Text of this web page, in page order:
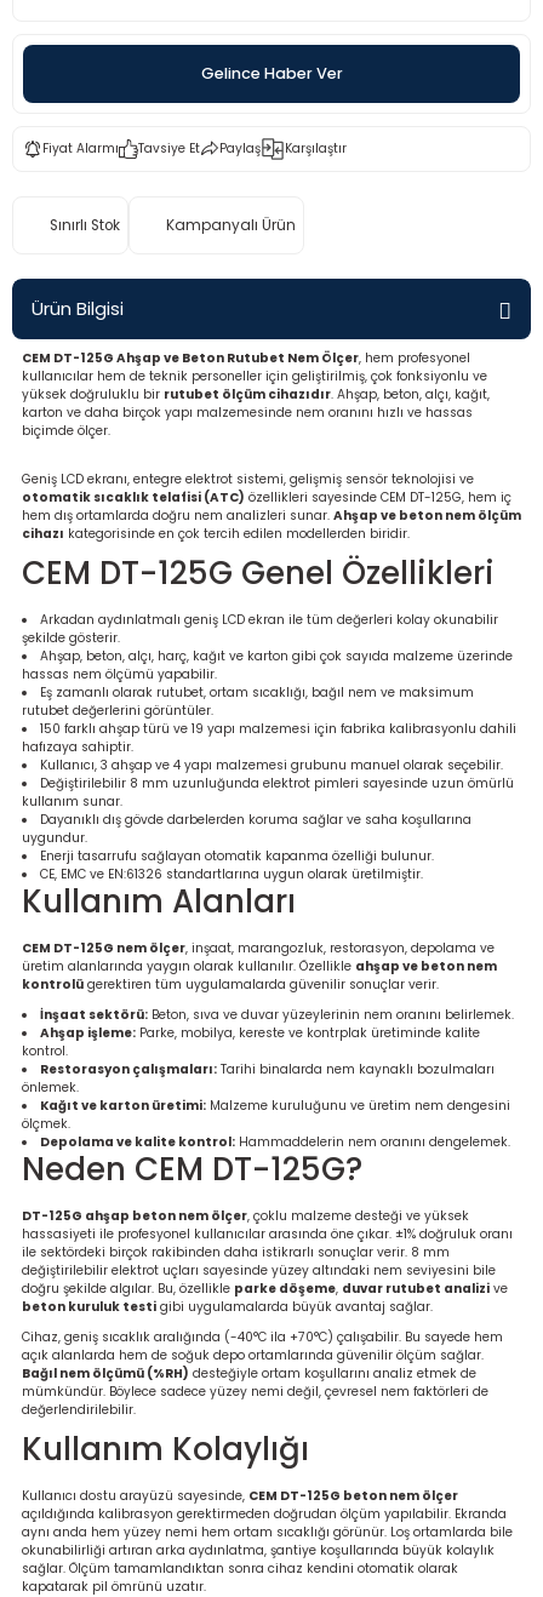
Cihazı
Cihazı
Cihazı
Ölçer
Ölçerler
Gelince Haber Ver
Fiyat Alarmı Tavsiye Et Paylaş Karşılaştır
Sınırlı Stok Kampanyalı Ürün
Ürün Bilgisi
CEM DT-125G Ahşap ve Beton Rutubet Nem Ölçer, hem profesyonel
kullanıcılar hem de teknik personeller için geliştirilmiş, çok fonksiyonlu ve
yüksek doğruluklu bir rutubet ölçüm cihazıdır. Ahşap, beton, alçı, kağıt,
karton ve daha birçok yapı malzemesinde nem oranını hızlı ve hassas
biçimde ölçer.
Geniş LCD ekranı, entegre elektrot sistemi, gelişmiş sensör teknolojisi ve
otomatik sıcaklık telafisi (ATC) özellikleri sayesinde CEM DT-125G, hem iç
hem dış ortamlarda doğru nem analizleri sunar. Ahşap ve beton nem ölçüm
cihazı kategorisinde en çok tercih edilen modellerden biridir.
CEM DT-125G Genel Özellikleri
Arkadan aydınlatmalı geniş LCD ekran ile tüm değerleri kolay okunabilir
şekilde gösterir.
Ahşap, beton, alçı, harç, kağıt ve karton gibi çok sayıda malzeme üzerinde
hassas nem ölçümü yapabilir.
Eş zamanlı olarak rutubet, ortam sıcaklığı, bağıl nem ve maksimum
rutubet değerlerini görüntüler.
150 farklı ahşap türü ve 19 yapı malzemesi için fabrika kalibrasyonlu dahili
hafızaya sahiptir.
Kullanıcı, 3 ahşap ve 4 yapı malzemesi grubunu manuel olarak seçebilir.
Değiştirilebilir 8 mm uzunluğunda elektrot pimleri sayesinde uzun ömürlü
kullanım sunar.
Dayanıklı dış gövde darbelerden koruma sağlar ve saha koşullarına
uygundur.
Enerji tasarrufu sağlayan otomatik kapanma özelliği bulunur.
CE, EMC ve EN:61326 standartlarına uygun olarak üretilmiştir.
Kullanım Alanları
CEM DT-125G nem ölçer, inşaat, marangozluk, restorasyon, depolama ve
üretim alanlarında yaygın olarak kullanılır. Özellikle ahşap ve beton nem
kontrolü gerektiren tüm uygulamalarda güvenilir sonuçlar verir.
İnşaat sektörü: Beton, sıva ve duvar yüzeylerinin nem oranını belirlemek.
Ahşap işleme: Parke, mobilya, kereste ve kontrplak üretiminde kalite
kontrol.
Restorasyon çalışmaları: Tarihi binalarda nem kaynaklı bozulmaları
önlemek.
Kağıt ve karton üretimi: Malzeme kuruluğunu ve üretim nem dengesini
ölçmek.
Depolama ve kalite kontrol: Hammaddelerin nem oranını dengelemek.
Neden CEM DT-125G?
DT-125G ahşap beton nem ölçer, çoklu malzeme desteği ve yüksek
hassasiyeti ile profesyonel kullanıcılar arasında öne çıkar. ±1% doğruluk oranı
ile sektördeki birçok rakibinden daha istikrarlı sonuçlar verir. 8 mm
değiştirilebilir elektrot uçları sayesinde yüzey altındaki nem seviyesini bile
doğru şekilde algılar. Bu, özellikle parke döşeme, duvar rutubet analizi ve
beton kuruluk testi gibi uygulamalarda büyük avantaj sağlar.
Cihaz, geniş sıcaklık aralığında (-40°C ila +70°C) çalışabilir. Bu sayede hem
açık alanlarda hem de soğuk depo ortamlarında güvenilir ölçüm sağlar.
Bağıl nem ölçümü (%RH) desteğiyle ortam koşullarını analiz etmek de
mümkündür. Böylece sadece yüzey nemi değil, çevresel nem faktörleri de
değerlendirilebilir.
Kullanım Kolaylığı
Kullanıcı dostu arayüzü sayesinde, CEM DT-125G beton nem ölçer
açıldığında kalibrasyon gerektirmeden doğrudan ölçüm yapılabilir. Ekranda
aynı anda hem yüzey nemi hem ortam sıcaklığı görünür. Loş ortamlarda bile
okunabilirliği artıran arka aydınlatma, şantiye koşullarında büyük kolaylık
sağlar. Ölçüm tamamlandıktan sonra cihaz kendini otomatik olarak
kapatarak pil ömrünü uzatır.